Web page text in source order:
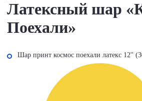
Латексный шар
Поехали»
Шар принт космос поехали латекс 12''